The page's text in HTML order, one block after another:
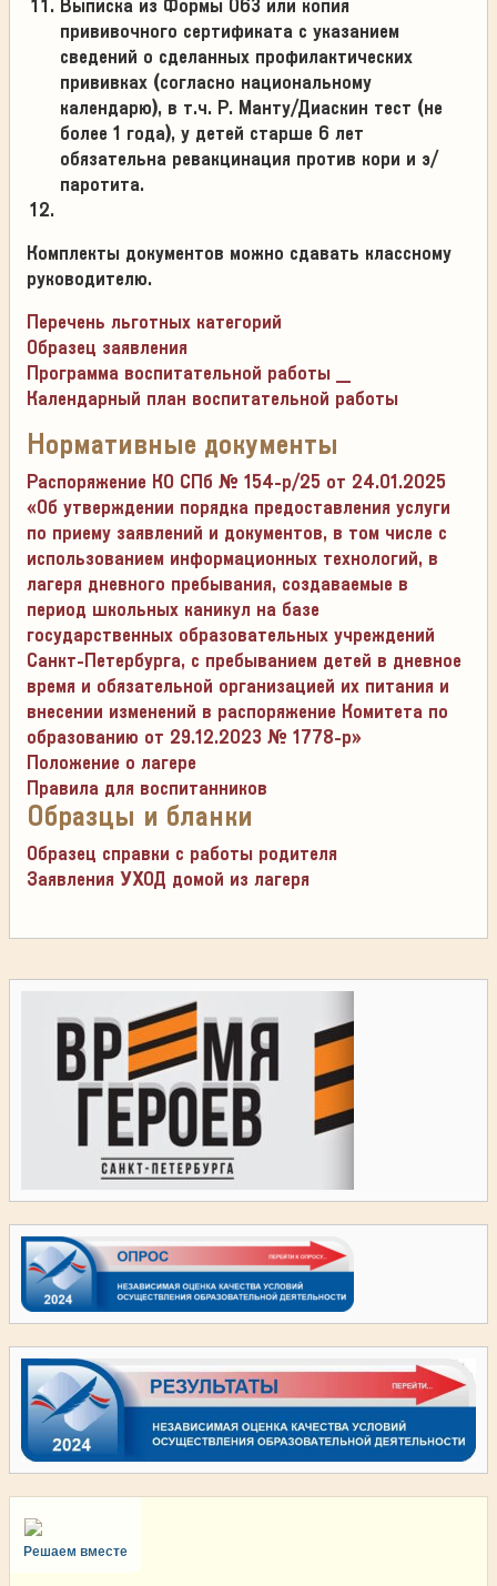
Выписка из Формы 063 или копия
прививочного сертификата с указанием
сведений о сделанных профилактических
прививках (согласно национальному
календарю), в т.ч. Р. Манту/Диаскин тест (не
более 1 года), у детей старше 6 лет
обязательна ревакцинация против кори и э/
паротита.
Комплекты документов можно сдавать классному
руководителю.
Перечень льготных категорий
Образец заявления
Программа воспитательной работы _
Календарный план воспитательной работы
Нормативные документы
Распоряжение КО СПб № 154-р/25 от 24.01.2025
«Об утверждении порядка предоставления услуги
по приему заявлений и документов, в том числе с
использованием информационных технологий, в
лагеря дневного пребывания, создаваемые в
период школьных каникул на базе
государственных образовательных учреждений
Санкт-Петербурга, с пребыванием детей в дневное
время и обязательной организацией их питания и
внесении изменений в распоряжение Комитета по
образованию от 29.12.2023 № 1778-р»
Положение о лагере
Правила для воспитанников
Образцы и бланки
Образец справки с работы родителя
Заявления УХОД домой из лагеря
Решаем вместе